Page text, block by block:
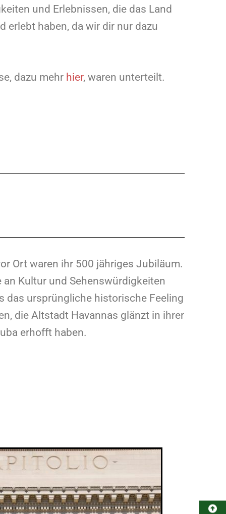
und Erlebnissen, die das Land
erlebt haben, da wir dir nur dazu
dazu mehr hier, waren unterteilt.
Ort waren ihr 500 jähriges Jubiläum.
Kultur und Sehenswürdigkeiten
das ursprüngliche historische Feeling
die Altstadt Havannas glänzt in ihrer
erhofft haben.